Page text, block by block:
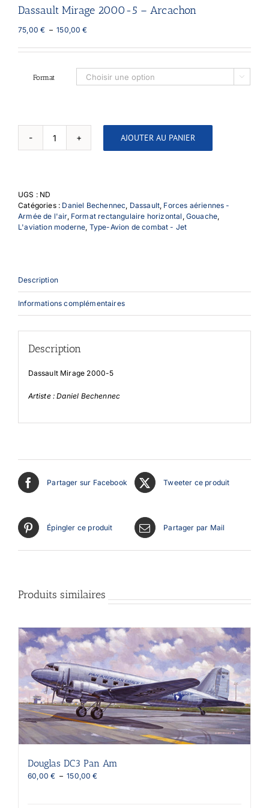
Dassault Mirage 2000-5 – Arcachon
75,00€ – 150,00€Plage
prix :
à
150,00 €
Format 
quantité
de
-
Arcachon
AJOUTER AU PANIER
UGS : ND
Catégories : Daniel Bechennec, Dassault, Forces aériennes -
Armée de l'air, Format rectangulaire horizontal , Gouache,
L'aviation moderne, Type-Avion de combat - Jet
Description
Informations complémentaires
Description
Dassault Mirage 2000-5
Artiste : Daniel Bechennec
Partager sur Facebook Tweeter ce produit
Épingler ce produit Partager par Mail
Produits similaires
Douglas DC3 Pan Am
60,00€ – 150,00€Plage